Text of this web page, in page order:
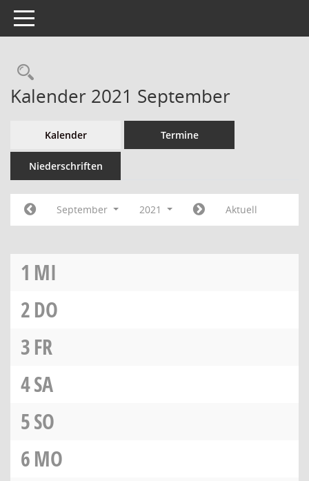
Toggle navigation
Kalender 2021 September
Kalender Termine
Niederschriften
September 2021 Aktuell
1 MI
2DO
3FR
4SA
5SO
6MO